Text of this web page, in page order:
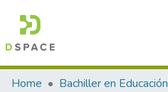
Communities & Collections
Home
Bachiller en Educación